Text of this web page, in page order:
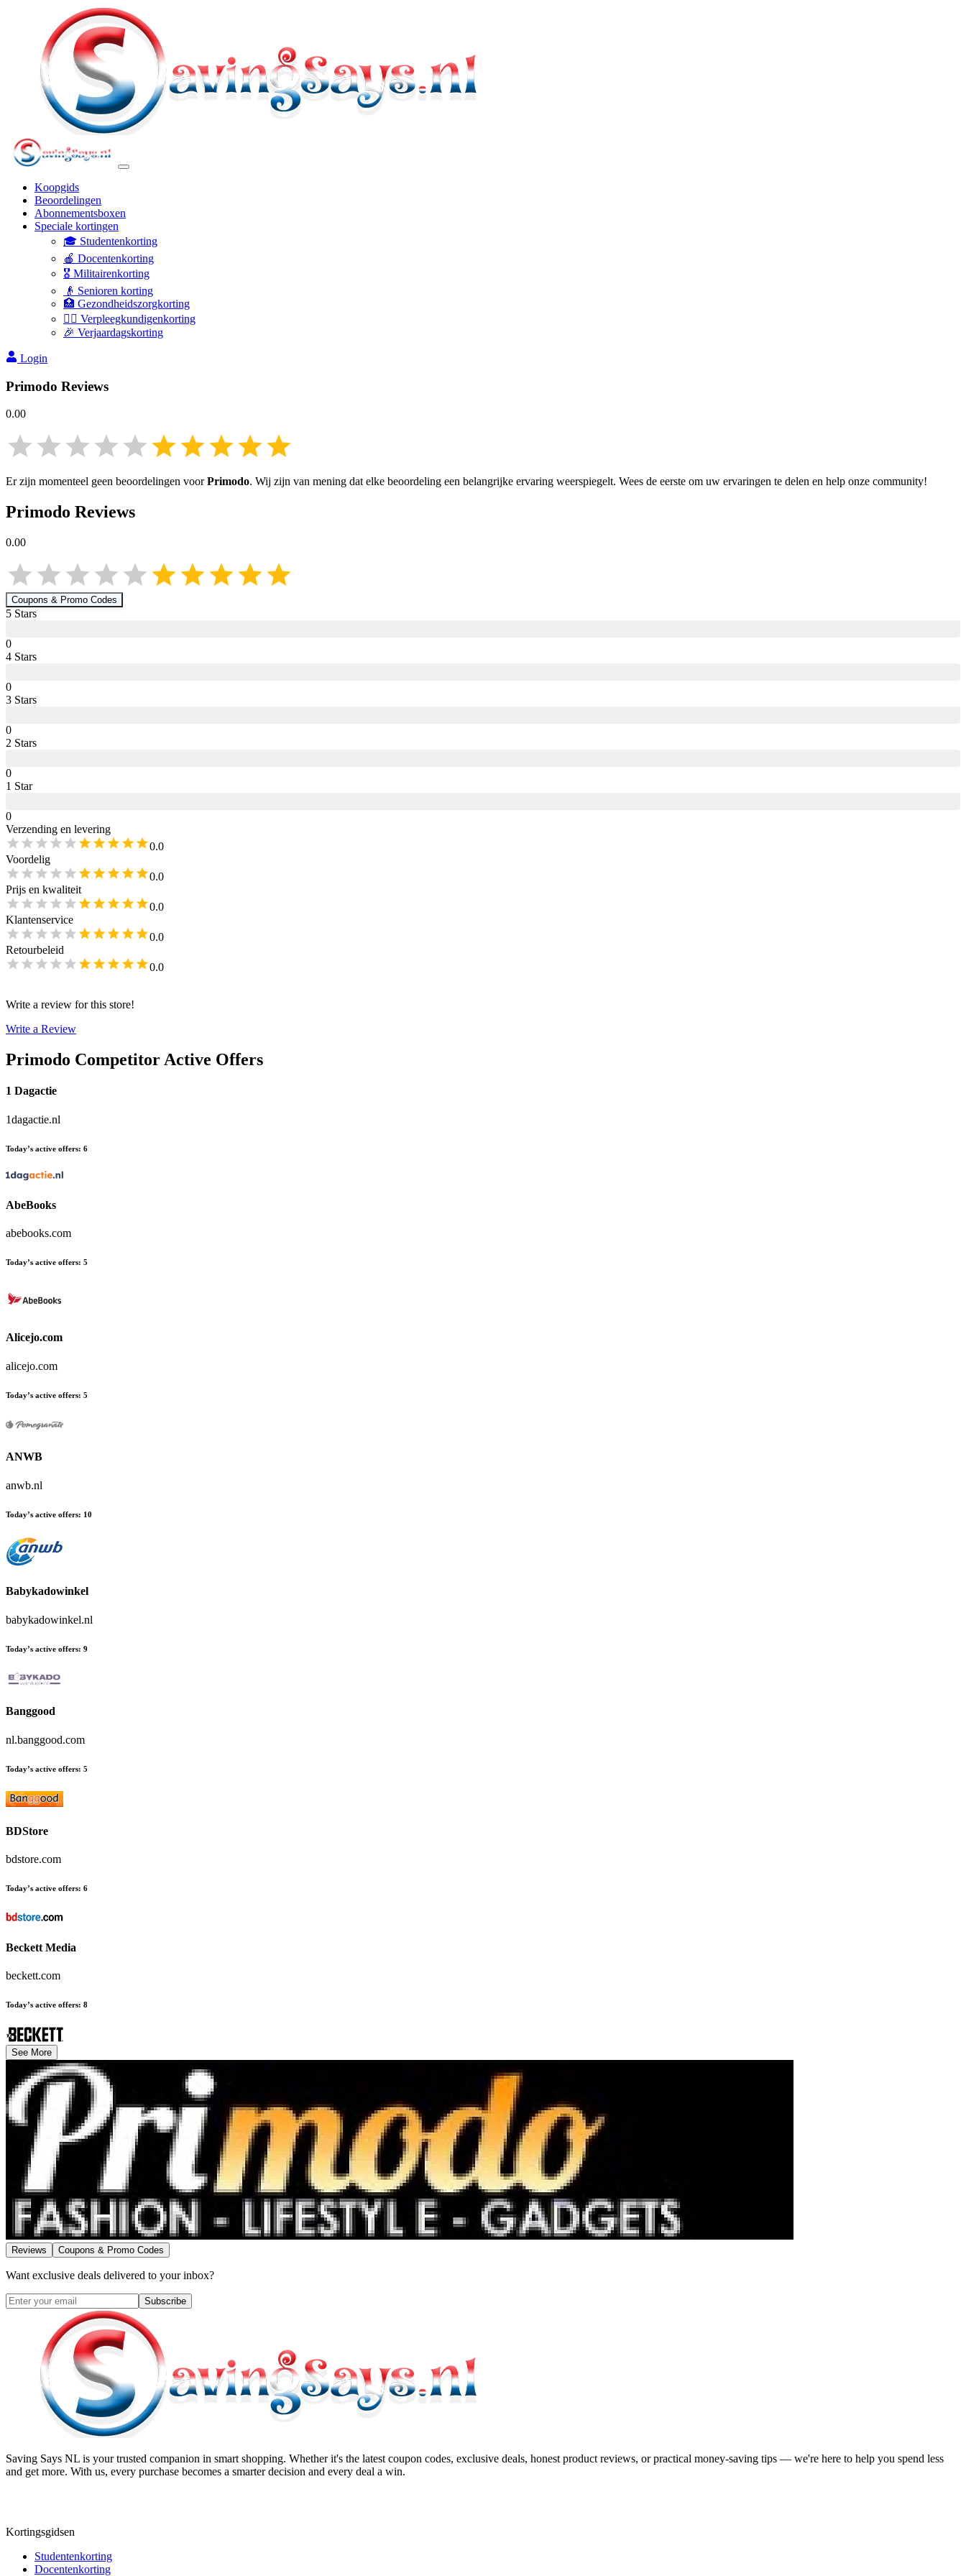
Koopgids
Beoordelingen
Abonnementsboxen
Speciale kortingen
🎓 Studentenkorting
🍎 Docentenkorting
🎖️ Militairenkorting
👴 Senioren korting
🏥 Gezondheidszorgkorting
👩‍⚕️ Verpleegkundigenkorting
🎉 Verjaardagskorting
Login
Primodo Reviews
0.00
Er zijn momenteel geen beoordelingen voorPrimodo. Wij zijn van mening dat elke beoordeling een belangrijke ervaring weerspiegelt. Wees de eerste om uw ervaringen te delen en help onze community!
Primodo Reviews
0.00
Coupons & Promo Codes
5 Stars
0
4 Stars
0
3 Stars
0
2 Stars
0
1 Star
0
Verzending en levering
0.0
Voordelig
0.0
Prijs en kwaliteit
0.0
Klantenservice
0.0
Retourbeleid
0.0
Write a review for this store!
Write a Review
Primodo Competitor Active Offers
1 Dagactie
1dagactie.nl
Today’s active offers: 6
AbeBooks
abebooks.com
Today’s active offers: 5
Alicejo.com
alicejo.com
Today’s active offers: 5
ANWB
anwb.nl
Today’s active offers: 10
Babykadowinkel
babykadowinkel.nl
Today’s active offers: 9
Banggood
nl.banggood.com
Today’s active offers: 5
BDStore
bdstore.com
Today’s active offers: 6
Beckett Media
beckett.com
Today’s active offers: 8
See More
Reviews Coupons & Promo Codes
Want exclusive deals delivered to your inbox?
Subscribe
Saving Says NL is your trusted companion in smart shopping. Whether it's the latest coupon codes, exclusive deals, honest product reviews, or practical money-saving tips — we're here to help you spend less
and get more. With us, every purchase becomes a smarter decision and every deal a win.
Kortingsgidsen
Studentenkorting
Docentenkorting